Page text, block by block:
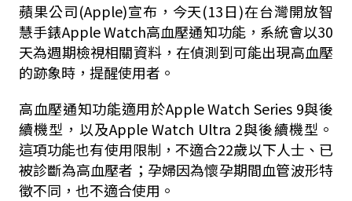
蘋果公司(Apple)宣布，今天(13日)在台灣開放智
慧手錶Apple Watch高血壓通知功能，系統會以30
天為週期檢視相關資料，在偵測到可能出現高血壓
的跡象時，提醒使用者。
高血壓通知功能適用於Apple Watch Series 9與後
續機型，以及Apple Watch Ultra 2與後續機型。
這項功能也有使用限制，不適合22歲以下人士、已
被診斷為高血壓者；孕婦因為懷孕期間血管波形特
徵不同，也不適合使用。